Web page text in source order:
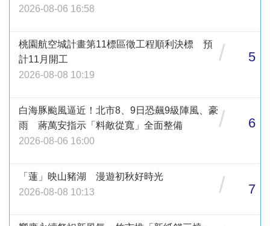
2026-08-06 16:58
桃園航空城計畫第11標區徵工程順利決標 預
計11月開工
2026-08-08 10:19
/ 5
白海豚颱風逼近！北市8、9日恐飆9級陣風、豪
雨 蔣萬安指示「料敵從寬」全面整備
2026-08-06 16:00
/ 6
「蓮」映山豬湖 漫遊初秋好時光
2026-08-08 10:13
/ 7